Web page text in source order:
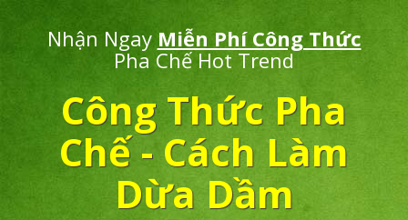
Nhận Ngay Miễn Phí Công Thức
Pha Chế Hot Trend
Công Thức Pha
Chế - Cách Làm
Dừa Dầm